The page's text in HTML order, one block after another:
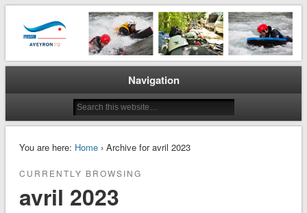
CODEP 12
La plongée en Aveyron…
Navigation
You are here: Home› Archive for avril 2023
CURRENTLY BROWSING
avril 2023